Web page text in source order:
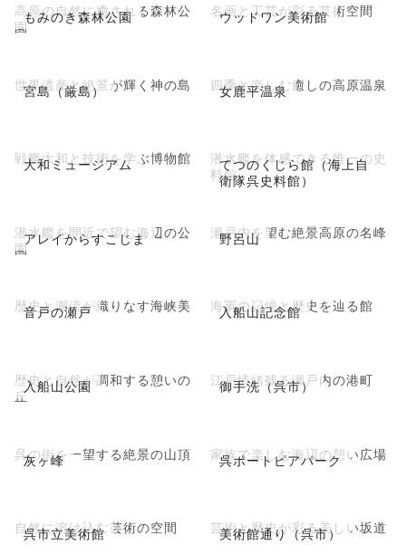
もみのき森林公園
高原の自然に癒される森林公
園
ウッドワン美術館
名画と工芸が彩る芸術空間
宮島（厳島）
世界遺産と絶景が輝く神の島 女鹿平温泉
四季と楽しむ癒しの高原温泉
大和ミュージアム
戦艦大和と技術を学ぶ博物館
てつのくじら館（海上自
衛隊呉史料館）
潜水艦を体感できる唯一の史
料館
アレイからすこじま
潜水艦を間近で望む海辺の公
園
野呂山
瀬戸内を望む絶景高原の名峰
音戸の瀬戸
歴史と潮流が織りなす海峡美 入船山記念館
海軍の記憶と歴史を辿る館
入船山公園
歴史と自然が調和する憩いの
丘
御手洗（呉市）
江戸情緒残る瀬戸内の港町
灰ヶ峰
呉の街を一望する絶景の山頂 呉ポートピアパーク
家族で楽しむ海辺の憩い広場
呉市立美術館
自然に溶け込む芸術の空間 美術館通り（呉市）
芸術と歴史が彩る美しい坂道